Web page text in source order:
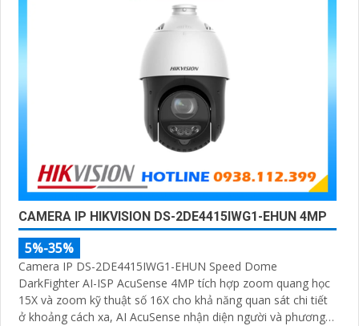
CAMERA IP HIKVISION DS-2DE4415IWG1-EHUN 4MP
5%-35%
Camera IP DS-2DE4415IWG1-EHUN Speed Dome
DarkFighter AI-ISP AcuSense 4MP tích hợp zoom quang học
15X và zoom kỹ thuật số 16X cho khả năng quan sát chi tiết
ở khoảng cách xa, AI AcuSense nhận diện người và phương